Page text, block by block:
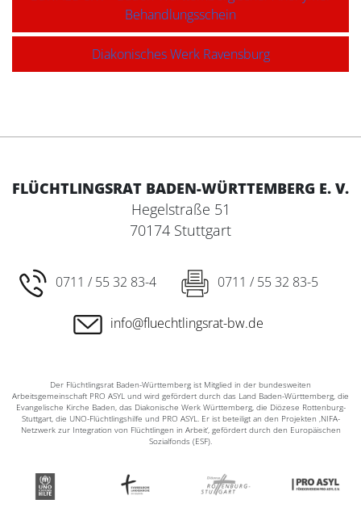
Behandlungsschein
Diakonisches Werk Ravensburg
FLÜCHTLINGSRAT BADEN-WÜRTTEMBERG E. V.
Hegelstraße 51
70174 Stuttgart
0711 / 55 32 83-4 0711 / 55 32 83-5
info@fluechtlingsrat-bw.de
Der Flüchtlingsrat Baden-Württemberg ist Mitglied in der bundesweiten
Arbeitsgemeinschaft PRO ASYL und wird gefördert durch das Land Baden-Württemberg, die
Evangelische Kirche Baden, das Diakonische Werk Württemberg, die Diözese Rottenburg-
Stuttgart, die UNO-Flüchtlingshilfe und PRO ASYL. Er ist beteiligt an den Projekten ‚NIFA-
Netzwerk zur Integration von Flüchtlingen in Arbeit‘, gefördert durch den Europäischen
Sozialfonds (ESF).